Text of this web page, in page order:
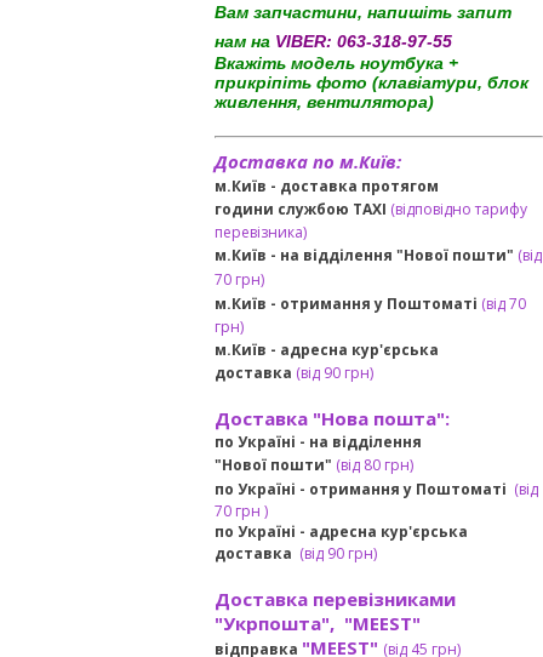
Вам запчастини, напишіть запит
нам на VIBER: 063-318-97-55
Вкажіть модель ноутбука +
прикріпіть фото (клавіатури, блок
живлення, вентилятора)
Доставка по м.Київ:
м.Київ - доставка протягом
години службою TAXI (відповідно тарифу
перевізника)
м.Київ - на відділення "Нової пошти" (від
70 грн)
м.Київ - отримання у Поштоматі (від 70
грн)
м.Київ - адресна кур'єрська
доставка (від90 грн)
Доставка "Нова пошта":
по Україні - на відділення
"Нової пошти" (від 80 грн)
по Україні - отримання у Поштоматі (від
70 грн )
по Україні - адресна кур'єрська
доставка (від90 грн)
Доставка перевізниками
"Укрпошта", "MEEST"
відправка "MEEST" (від 45 грн)